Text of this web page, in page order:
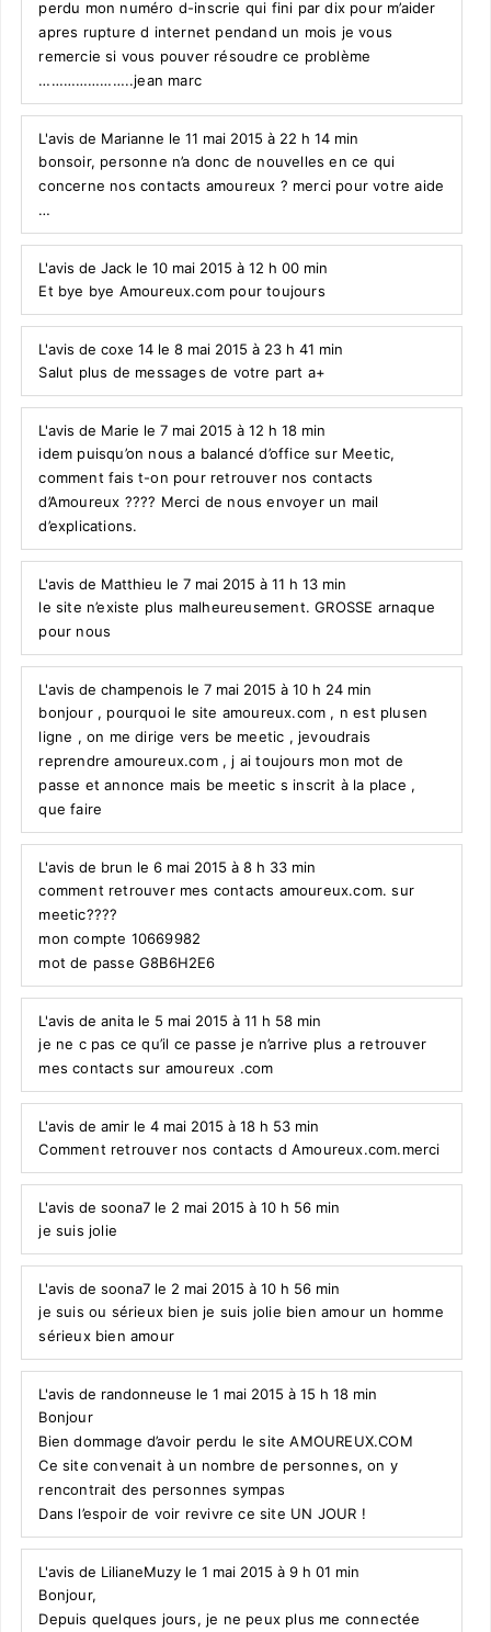
perdu mon numéro d-inscrie qui fini par dix pour m’aider
apres rupture d internet pendand un mois je vous
remercie si vous pouver résoudre ce problème
…………………..jean marc
L'avis de Marianne le 11 mai 2015 à 22 h 14 min
bonsoir, personne n’a donc de nouvelles en ce qui
concerne nos contacts amoureux ? merci pour votre aide
…
L'avis de Jack le 10 mai 2015 à 12 h 00 min
Et bye bye Amoureux.com pour toujours
L'avis de coxe 14 le 8 mai 2015 à 23 h 41 min
Salut plus de messages de votre part a+
L'avis de Marie le 7 mai 2015 à 12 h 18 min
idem puisqu’on nous a balancé d’office sur Meetic,
comment fais t-on pour retrouver nos contacts
d’Amoureux ???? Merci de nous envoyer un mail
d’explications.
L'avis de Matthieu le 7 mai 2015 à 11 h 13 min
le site n’existe plus malheureusement. GROSSE arnaque
pour nous
L'avis de champenois le 7 mai 2015 à 10 h 24 min
bonjour , pourquoi le site amoureux.com , n est plusen
ligne , on me dirige vers be meetic , jevoudrais
reprendre amoureux.com , j ai toujours mon mot de
passe et annonce mais be meetic s inscrit à la place ,
que faire
L'avis de brun le 6 mai 2015 à 8 h 33 min
comment retrouver mes contacts amoureux.com. sur
meetic????
mon compte 10669982
mot de passe G8B6H2E6
L'avis de anita le 5 mai 2015 à 11 h 58 min
je ne c pas ce qu’il ce passe je n’arrive plus a retrouver
mes contacts sur amoureux .com
L'avis de amir le 4 mai 2015 à 18 h 53 min
Comment retrouver nos contacts d Amoureux.com.merci
L'avis de soona7 le 2 mai 2015 à 10 h 56 min
je suis jolie
L'avis de soona7 le 2 mai 2015 à 10 h 56 min
je suis ou sérieux bien je suis jolie bien amour un homme
sérieux bien amour
L'avis de randonneuse le 1 mai 2015 à 15 h 18 min
Bonjour
Bien dommage d’avoir perdu le site AMOUREUX.COM
Ce site convenait à un nombre de personnes, on y
rencontrait des personnes sympas
Dans l’espoir de voir revivre ce site UN JOUR !
L'avis de LilianeMuzy le 1 mai 2015 à 9 h 01 min
Bonjour,
Depuis quelques jours, je ne peux plus me connectée